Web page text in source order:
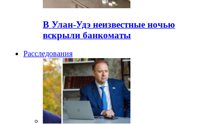
В Улан-Удэ неизвестные ночью
вскрыли банкоматы
Расследования